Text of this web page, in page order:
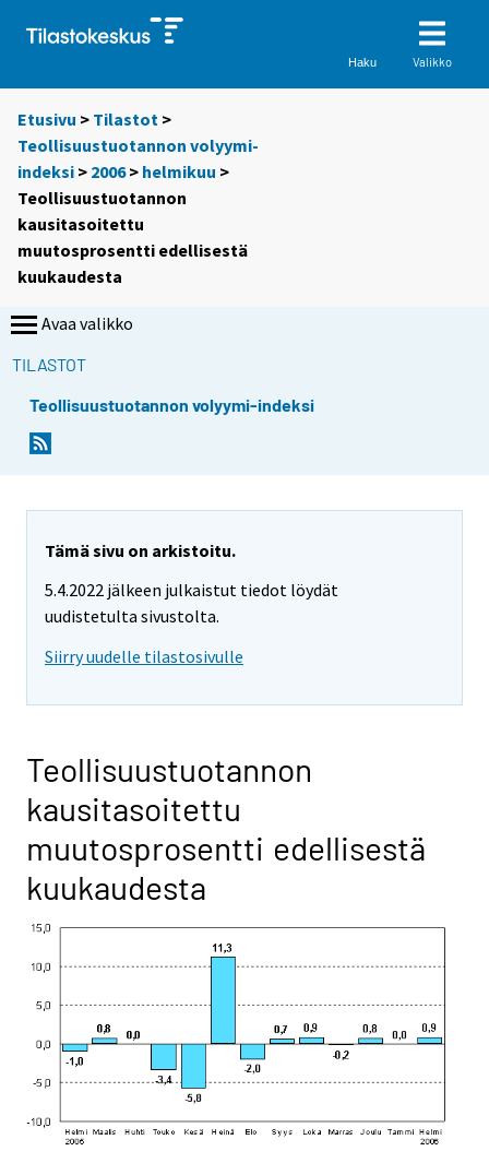
Haku Valikko
Etusivu > Tilastot >
Teollisuustuotannon volyymi-
indeksi > 2006> helmikuu >
Teollisuustuotannon
kausitasoitettu
muutosprosentti edellisestä
kuukaudesta
Avaa valikko
TILASTOT
Teollisuustuotannon volyymi-indeksi
Tämä sivu on arkistoitu.
5.4.2022 jälkeen julkaistut tiedot löydät
uudistetulta sivustolta.
Siirry uudelle tilastosivulle
Teollisuustuotannon
kausitasoitettu
muutosprosentti edellisestä
kuukaudesta